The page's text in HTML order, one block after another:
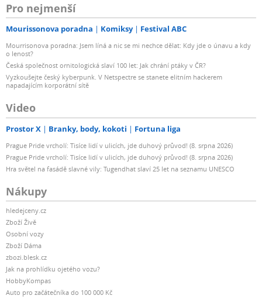
Pro nejmenší
Mourissonova poradna Komiksy Festival ABC
Mourrisonova poradna: Jsem líná a nic se mi nechce dělat: Kdy jde o únavu a kdy
o lenost?
Česká společnost ornitologická slaví 100 let: Jak chrání ptáky v ČR?
Vyzkoušejte český kyberpunk. V Netspectre se stanete elitním hackerem
napadajícím korporátní sítě
Video
Prostor X Branky, body, kokoti Fortuna liga
Prague Pride vrcholí: Tisíce lidí v ulicích, jde duhový průvod! (8. srpna 2026)
Prague Pride vrcholí: Tisíce lidí v ulicích, jde duhový průvod! (8. srpna 2026)
Hra světel na fasádě slavné vily: Tugendhat slaví 25 let na seznamu UNESCO
Nákupy
hledejceny.cz
Zboží Živě
Osobní vozy
Zboží Dáma
zbozi.blesk.cz
Jak na prohlídku ojetého vozu?
HobbyKompas
Auto pro začátečníka do 100 000 Kč